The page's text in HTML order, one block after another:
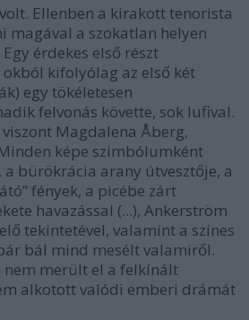
Ellenben a kirakott tenorista
magával a szokatlan helyen
érdekes első részt
kifolyólag az első két
egy tökéletesen
felvonás követte, sok lufival.
Magdalena Åberg,
képe szimbólumként
bürökrácia arany útvesztője, a
fények, a picébe zárt
havazással (...), Ankerström
tekintetével, valamint a színes
bál mind mesélt valamiről.
nem merült el a felkínált
alkotott valódi emberi drámát